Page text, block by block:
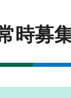
時募